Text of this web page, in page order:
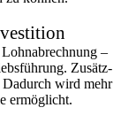
–
Zusätz­
wird mehr
ermöglicht.